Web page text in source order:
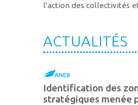
l’action des collectivités
ACTUALITÉS
Identification des
stratégiques menée